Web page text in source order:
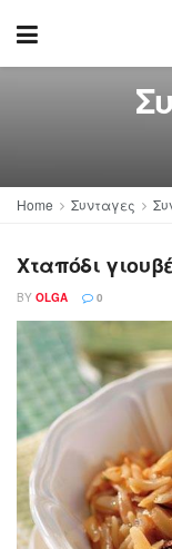
Home Συνταγες
Χταπόδι
BY OLGA 0